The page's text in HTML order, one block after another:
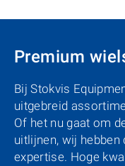
Premium
Bij Stokvis
uitgebreid
Of het nu gaat om
uitlijnen, wij hebben
expertise. Hoge